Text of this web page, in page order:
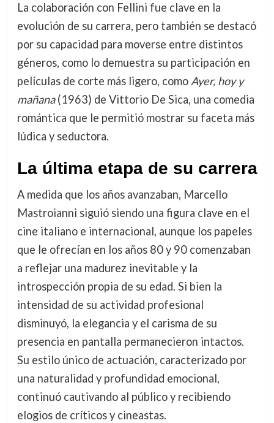
La colaboración con Fellini fue clave en la
evolución de su carrera, pero también se destacó
por su capacidad para moverse entre distintos
géneros, como lo demuestra su participación en
películas de corte más ligero, como Ayer, hoy y
mañana(1963) de Vittorio De Sica, una comedia
romántica que le permitió mostrar su faceta más
lúdica y seductora.
La última etapa de su carrera
A medida que los años avanzaban, Marcello
Mastroianni siguió siendo una figura clave en el
cine italiano e internacional, aunque los papeles
que le ofrecían en los años 80 y 90 comenzaban
a reflejar una madurez inevitable y la
introspección propia de su edad. Si bien la
intensidad de su actividad profesional
disminuyó, la elegancia y el carisma de su
presencia en pantalla permanecieron intactos.
Su estilo único de actuación, caracterizado por
una naturalidad y profundidad emocional,
continuó cautivando al público y recibiendo
elogios de críticos y cineastas.